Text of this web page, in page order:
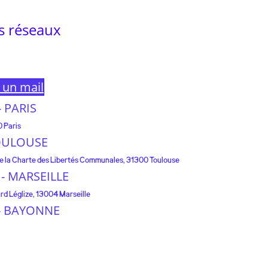
réseaux
mail
Paris
la Charte des Libertés Communales, 31300 Toulouse
Léglize, 13004 Marseille